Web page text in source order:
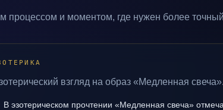
процессом и моментом, где нужен более
взгляд на образ «Медленная свеча».
В эзотерическом прочтении «Медленная свеча»